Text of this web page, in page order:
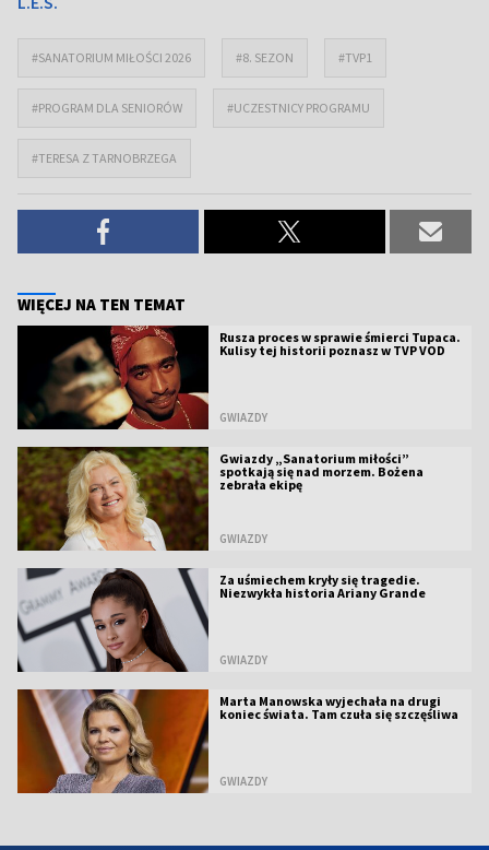
#SANATORIUM MIŁOŚCI 2026 #8. SEZON #TVP1
#PROGRAM DLA SENIORÓW #UCZESTNICY PROGRAMU
#TERESA Z TARNOBRZEGA
WIĘCEJ NA TEN TEMAT
Rusza proces w sprawie śmierci Tupaca.
Kulisy tej historii poznasz w TVP VOD
GWIAZDY
Gwiazdy „Sanatorium miłości”
spotkają się nad morzem. Bożena
zebrała ekipę
GWIAZDY
Za uśmiechem kryły się tragedie.
Niezwykła historia Ariany Grande
GWIAZDY
Marta Manowska wyjechała na drugi
koniec świata. Tam czuła się szczęśliwa
GWIAZDY